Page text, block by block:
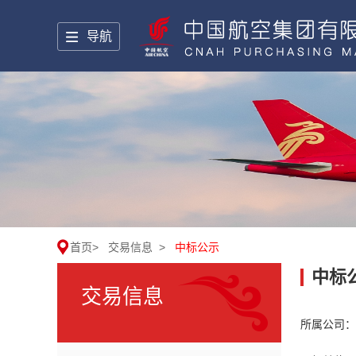
导航
首页> 交易信息 > 中标公示
交易信息
中标
所属公司：